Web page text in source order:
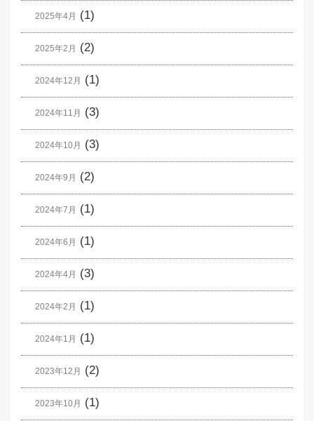
2025年4月 (1)
2025年2月 (2)
2024年12月 (1)
2024年11月 (3)
2024年10月 (3)
2024年9月 (2)
2024年7月 (1)
2024年6月 (1)
2024年4月 (3)
2024年2月 (1)
2024年1月 (1)
2023年12月 (2)
2023年10月 (1)